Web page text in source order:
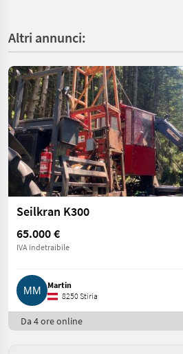
Altri annunci:
Seilkran K300
65.000 €
IVA indetraibile
Martin
8250 Stiria
Da 4 ore online